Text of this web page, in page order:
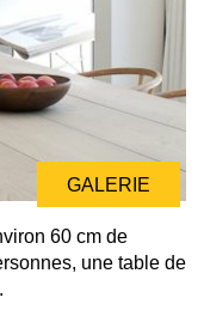
GALERIE
60 cm de
une table de